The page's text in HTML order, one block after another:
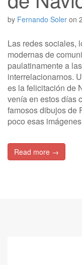
by Fernando Soler on
Las redes sociales,
modernas de
paulatinamente a
interrelacionarnos.
es la felicitación de
venía en estos días
famosos dibujos de
poco esas
Read more →